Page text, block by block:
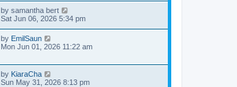
by samantha bert
Sat Jun 06, 2026 5:34 pm
by EmilSaun
Mon Jun 01, 2026 11:22 am
by KiaraCha
Sun May 31, 2026 8:13 pm